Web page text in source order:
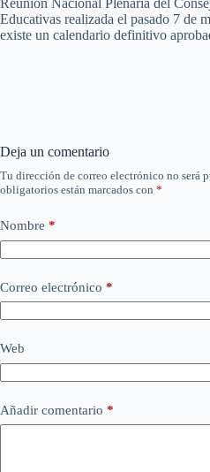
Reunión Nacional Plenaria del
Educativas realizada el pasado 7 de
existe un calendario definitivo
Deja un comentario
Tu dirección de correo electrónico no será
obligatorios están marcados con *
Nombre *
Correo electrónico *
Web
Añadir comentario *